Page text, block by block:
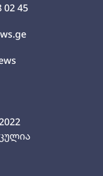
02 45